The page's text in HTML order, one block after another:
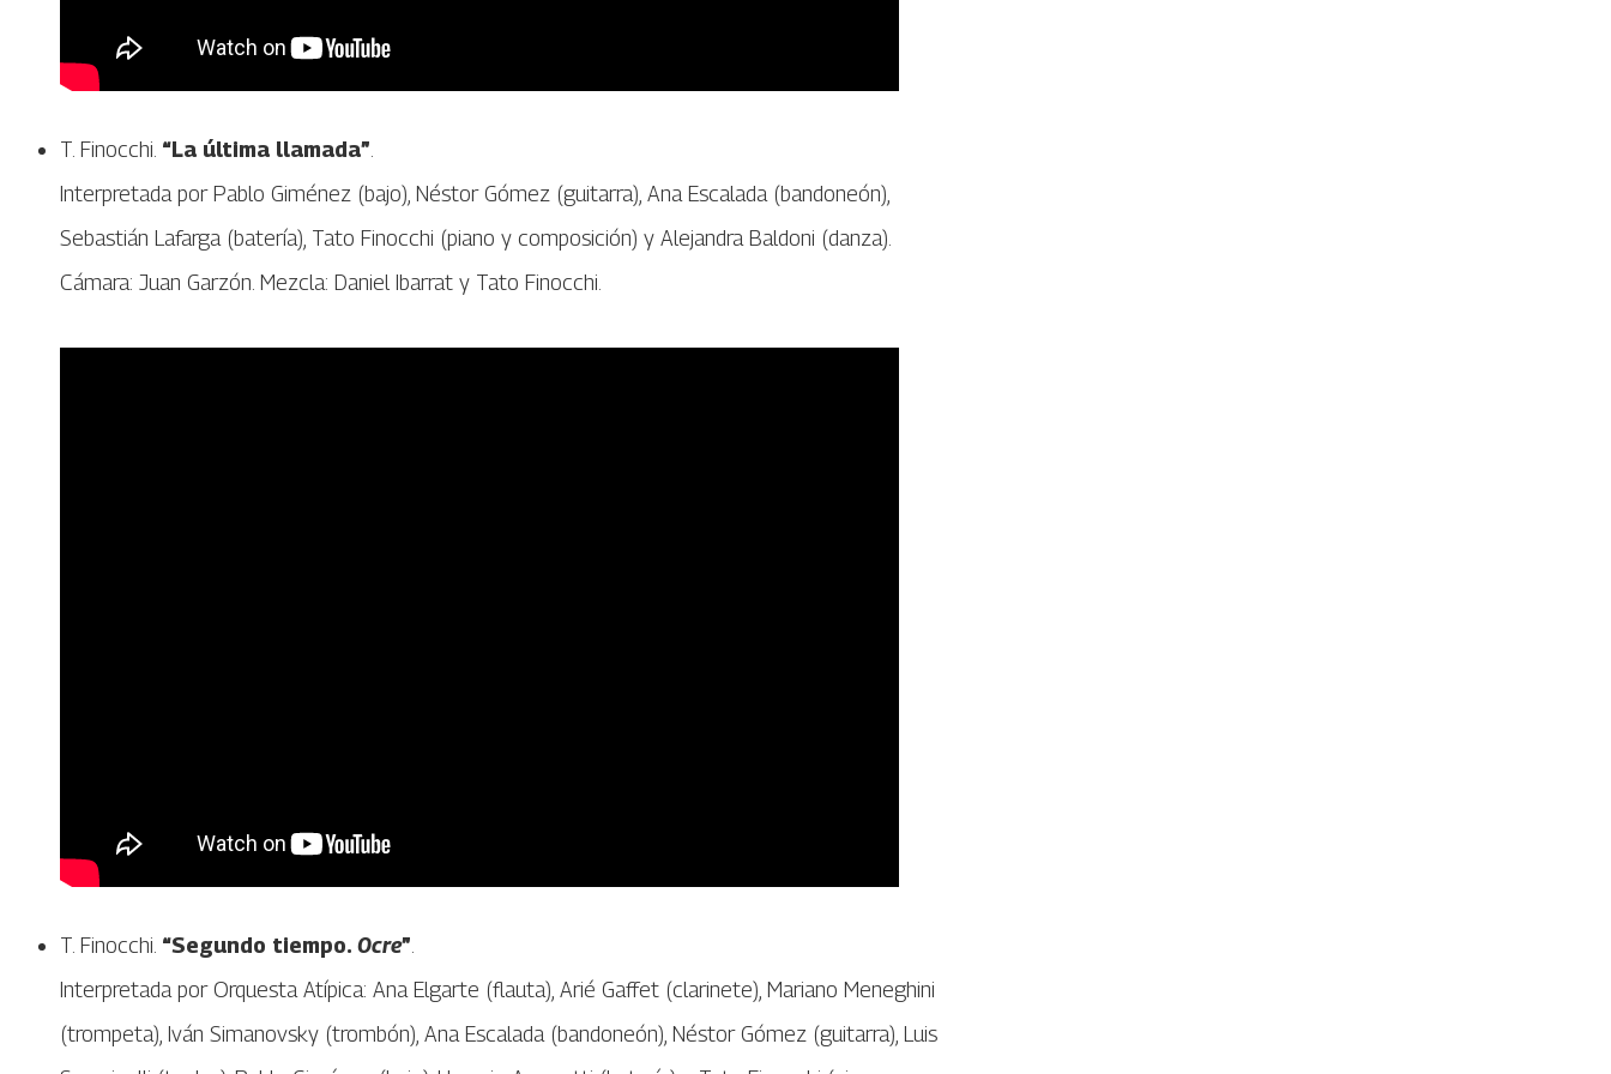
T. Finocchi. “La última llamada”.
Interpretada por Pablo Giménez (bajo), Néstor Gómez (guitarra), Ana Escalada (bandoneón),
Sebastián Lafarga (batería), Tato Finocchi (piano y composición) y Alejandra Baldoni (danza).
Cámara: Juan Garzón. Mezcla: Daniel Ibarrat y Tato Finocchi.
T. Finocchi. “Segundo tiempo. Ocre”.
Interpretada por Orquesta Atípica: Ana Elgarte (flauta), Arié Gaffet (clarinete), Mariano Meneghini
(trompeta), Iván Simanovsky (trombón), Ana Escalada (bandoneón), Néstor Gómez (guitarra), Luis